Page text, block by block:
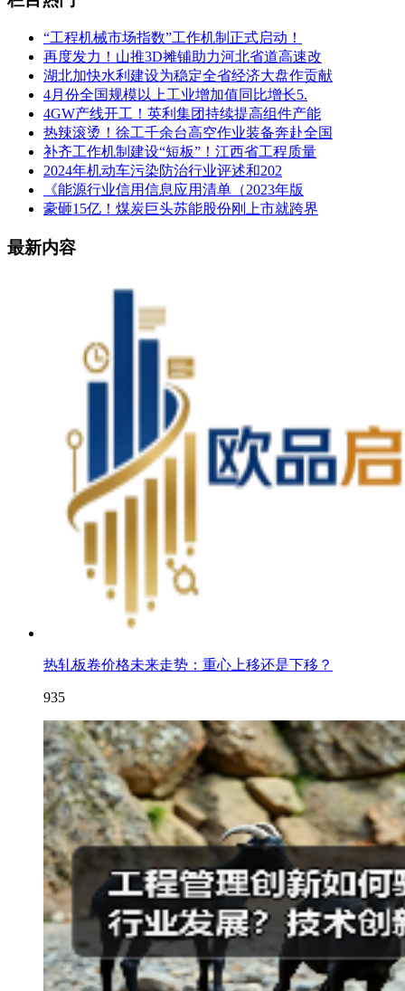
“工程机械市场指数”工作机制正式启动！
再度发力！山推3D摊铺助力河北省道高速改
湖北加快水利建设为稳定全省经济大盘作贡献
4月份全国规模以上工业增加值同比增长5.
4GW产线开工！英利集团持续提高组件产能
热辣滚烫！徐工千余台高空作业装备奔赴全国
补齐工作机制建设“短板”！江西省工程质量
2024年机动车污染防治行业评述和202
《能源行业信用信息应用清单（2023年版
豪砸15亿！煤炭巨头苏能股份刚上市就跨界
最新内容
热轧板卷价格未来走势：重心上移还是下移？
935